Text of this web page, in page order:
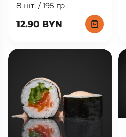
8 шт. / 195 гр
12.90 BYN